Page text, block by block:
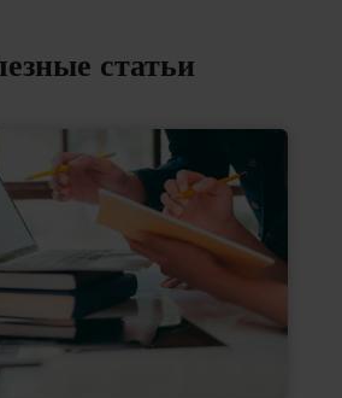
статьи